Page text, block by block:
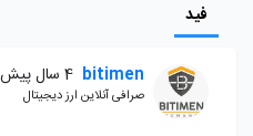
فید
bitimen 4 سال پیش
صرافی آنلاین ارز دیجیتال